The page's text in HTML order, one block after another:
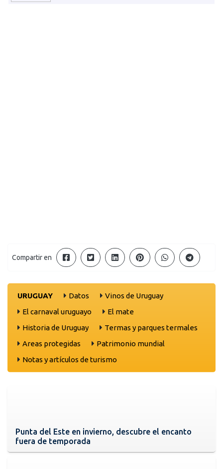
Compartir en
URUGUAY Datos
Vinos de Uruguay
El carnaval uruguayo
El mate
Historia de Uruguay
Termas y parques termales
Areas protegidas
Patrimonio mundial
Notas y artículos de turismo
Punta del Este en invierno, descubre el encanto
fuera de temporada